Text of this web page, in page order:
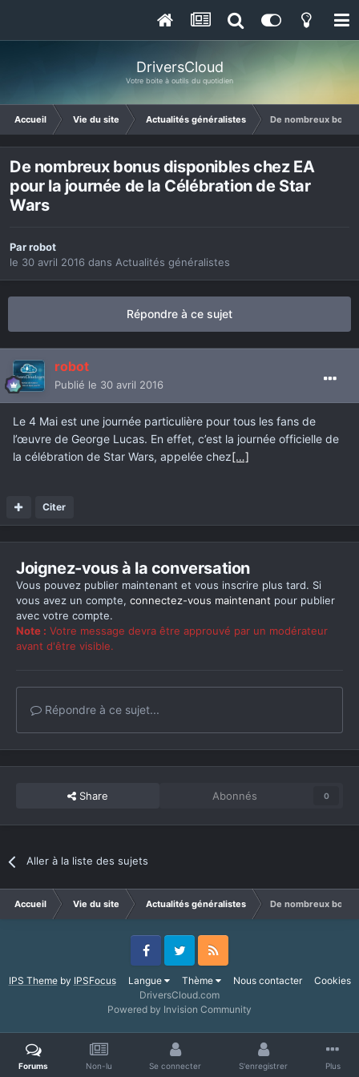
DriversCloud
Votre boite à outils du quotidien
Accueil Vie du site Actualités généralistes De nombreux
De nombreux bonus disponibles chez EA
pour la journée de la Célébration de Star
Wars
Parrobot
le 30 avril 2016 dans Actualités généralistes
Répondre à ce sujet
robot
Publié le 30 avril 2016
Le 4 Mai est une journée particulière pour tous les fans de
l’œuvre de George Lucas. En effet, c’est la journée officielle de
la célébration de Star Wars, appelée chez[…]
Citer
Joignez-vous à la conversation
Vous pouvez publier maintenant et vous inscrire plus tard. Si
vous avez un compte, connectez-vous maintenant pour publier
avec votre compte.
Note : Votre message devra être approuvé par un modérateur
avant d'être visible.
Répondre à ce sujet...
Share Abonnés 0
Aller à la liste des sujets
Accueil Vie du site Actualités généralistes De nombreux
IPS Themeby IPSFocus Langue Thème Nous contacter Cookies
FacebookTwitter RSS
DriversCloud.com
Powered by Invision Community
Forums Non-lu Se connecter S'enregistrer Plus